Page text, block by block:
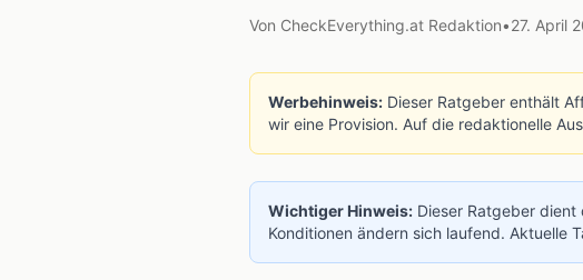
Von CheckEverything.at Redaktion•27. April
Werbehinweis: Dieser Ratgeber enthält
wir eine Provision. Auf die redaktionelle
Wichtiger Hinweis: Dieser Ratgeber
Konditionen ändern sich laufend. Aktuelle